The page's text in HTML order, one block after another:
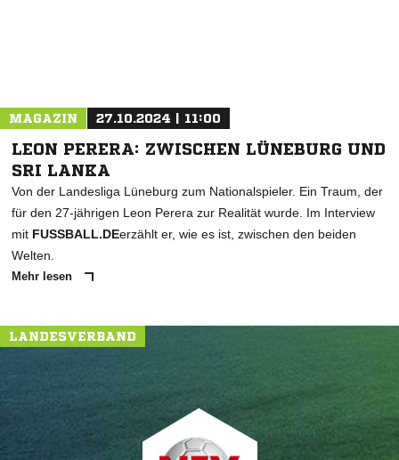
MAGAZIN 27.10.2024 | 11:00
LEON PERERA: ZWISCHEN LÜNEBURG UND
SRI LANKA
Von der Landesliga Lüneburg zum Nationalspieler. Ein Traum, der
für den 27-jährigen Leon Perera zur Realität wurde. Im Interview
mit FUSSBALL.DEerzählt er, wie es ist, zwischen den beiden
Welten.
Mehr lesen
LANDESVERBAND